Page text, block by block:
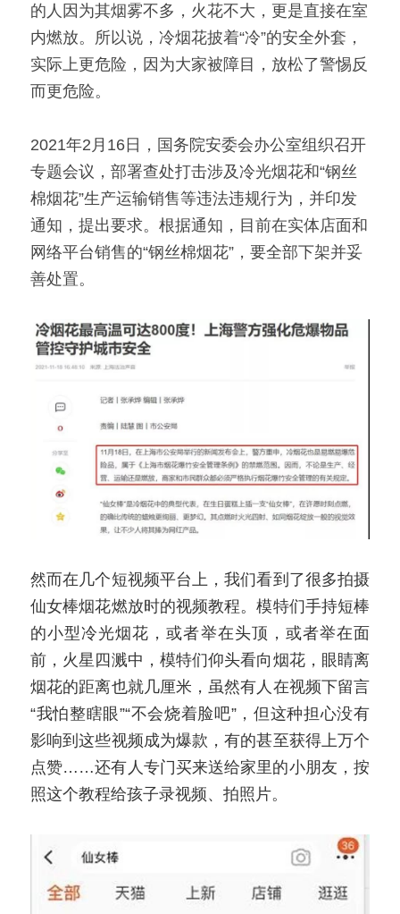
的人因为其烟雾不多，火花不大，更是直接在室
内燃放。所以说，冷烟花披着“冷”的安全外套，
实际上更危险，因为大家被障目，放松了警惕反
而更危险。
2021年2月16日，国务院安委会办公室组织召开
专题会议，部署查处打击涉及冷光烟花和“钢丝
棉烟花”生产运输销售等违法违规行为，并印发
通知，提出要求。根据通知，目前在实体店面和
网络平台销售的“钢丝棉烟花”，要全部下架并妥
善处置。
然而在几个短视频平台上，我们看到了很多拍摄
仙女棒烟花燃放时的视频教程。模特们手持短棒
的小型冷光烟花，或者举在头顶，或者举在面
前，火星四溅中，模特们仰头看向烟花，眼睛离
烟花的距离也就几厘米，虽然有人在视频下留言
“我怕整瞎眼”“不会烧着脸吧”，但这种担心没有
影响到这些视频成为爆款，有的甚至获得上万个
点赞……还有人专门买来送给家里的小朋友，按
照这个教程给孩子录视频、拍照片。